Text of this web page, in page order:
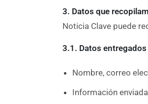
3. Datos que
Noticia Clave puede
3.1. Datos
Nombre, correo
Información